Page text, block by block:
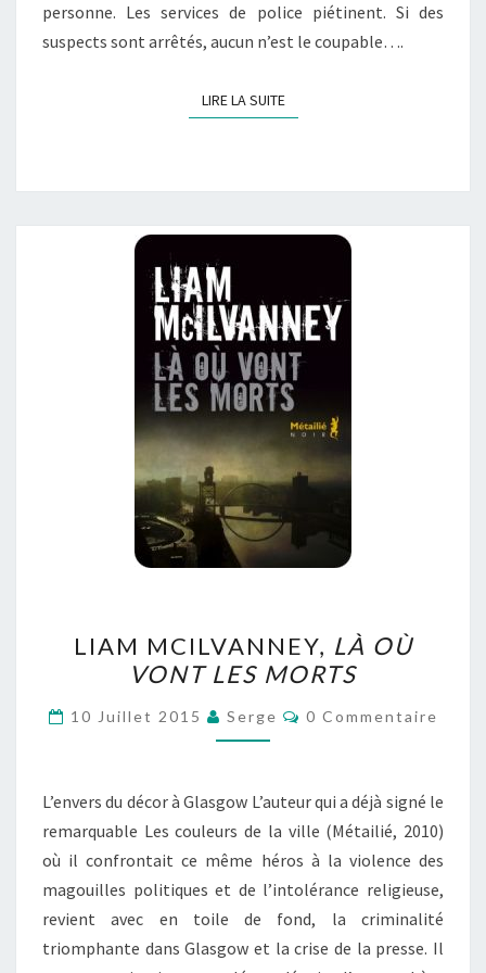
personne. Les services de police piétinent. Si des
suspects sont arrêtés, aucun n’est le coupable….
LIRE LA SUITELIRE LA SUITE
MCILVANNEY,
LÀ
OÙ
VONT
MORTS
LIAM MCILVANNEY, LÀ OÙ
VONT LES MORTS
10 Juillet 2015 Serge Commentaires
0 Commentaire
L’envers du décor à Glasgow L’auteur qui a déjà signé le
remarquable Les couleurs de la ville (Métailié, 2010)
où il confrontait ce même héros à la violence des
magouilles politiques et de l’intolérance religieuse,
revient avec en toile de fond, la criminalité
triomphante dans Glasgow et la crise de la presse. Il